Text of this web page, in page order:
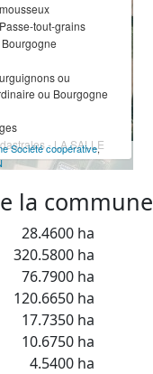
tout-grains
ou
ou Bourgogne
- LA SALLE
Société coopérative,
la commune
28.4600 ha
320.5800 ha
76.7900 ha
120.6650 ha
17.7350 ha
10.6750 ha
4.5400 ha